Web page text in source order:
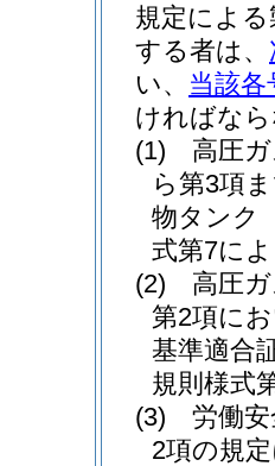
規定によ
する者は、
い、 当該各
ければな
(1)
高圧
ら第3項
物タンク
式第7に
(2)
高圧
第2項に
基準適合
規則様式
(3)
労働
2項の規